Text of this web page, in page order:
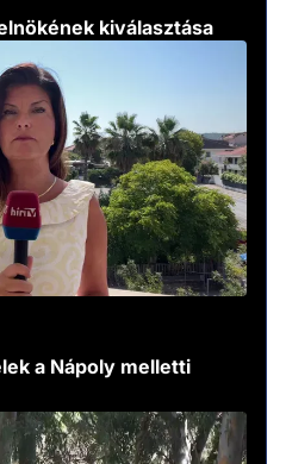
kiválasztása
a Nápoly melletti